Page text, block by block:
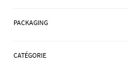
PACKAGING
CATÉGORIE